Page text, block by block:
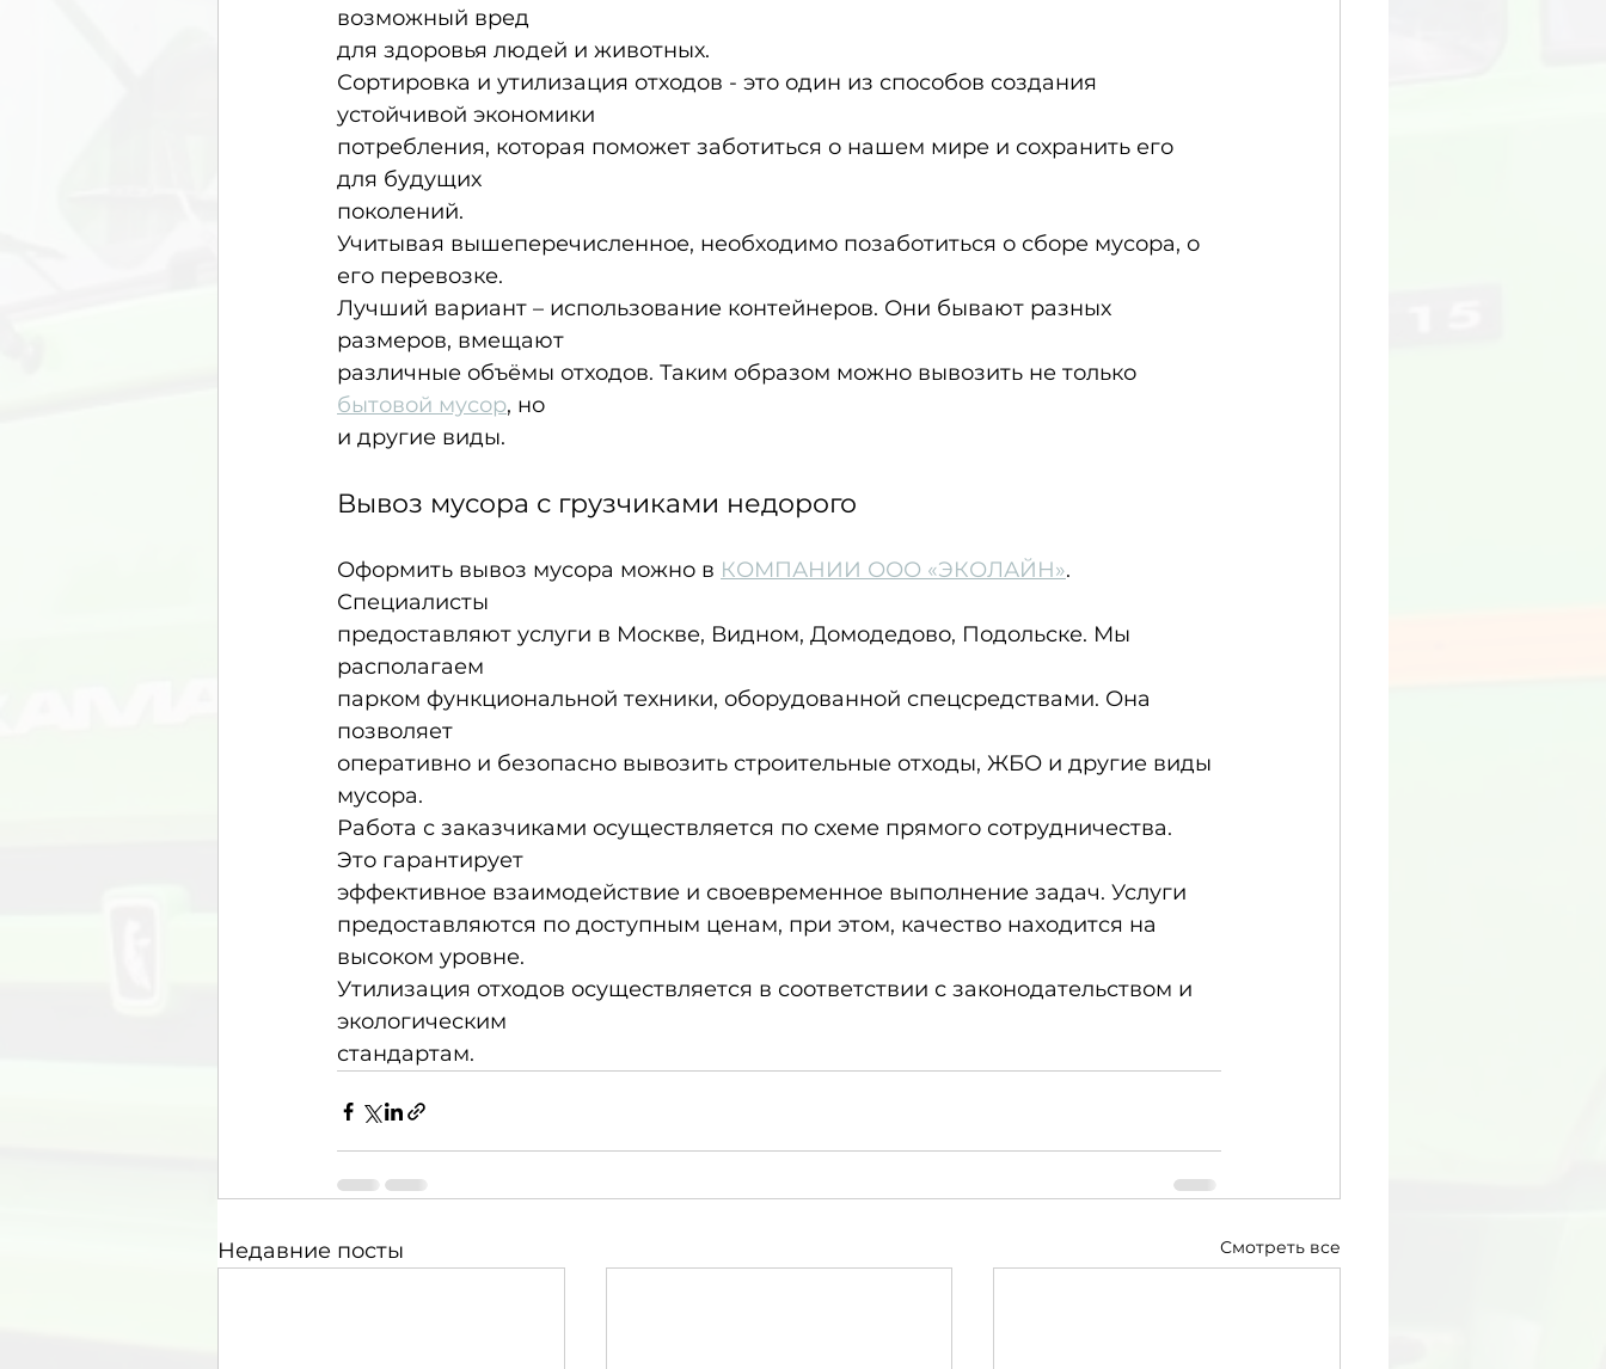
возможный вред
для здоровья людей и животных.
Сортировка и утилизация отходов - это один из способов создания
устойчивой экономики
потребления, которая поможет заботиться о нашем мире и сохранить его
для будущих
поколений.
Учитывая вышеперечисленное, необходимо позаботиться о сборе мусора, о
его перевозке.
Лучший вариант – использование контейнеров. Они бывают разных
размеров, вмещают
различные объёмы отходов. Таким образом можно вывозить не только
бытовой мусор, но
и другие виды.
Вывоз мусора с грузчиками недорого
Оформить вывоз мусора можно в КОМПАНИИ ООО «ЭКОЛАЙН».
Специалисты
предоставляют услуги в Москве, Видном, Домодедово, Подольске. Мы
располагаем
парком функциональной техники, оборудованной спецсредствами. Она
позволяет
оперативно и безопасно вывозить строительные отходы, ЖБО и другие виды
мусора.
Работа с заказчиками осуществляется по схеме прямого сотрудничества.
Это гарантирует
эффективное взаимодействие и своевременное выполнение задач. Услуги
предоставляются по доступным ценам, при этом, качество находится на
высоком уровне.
Утилизация отходов осуществляется в соответствии с законодательством и
экологическим
стандартам.
Недавние посты Смотреть все